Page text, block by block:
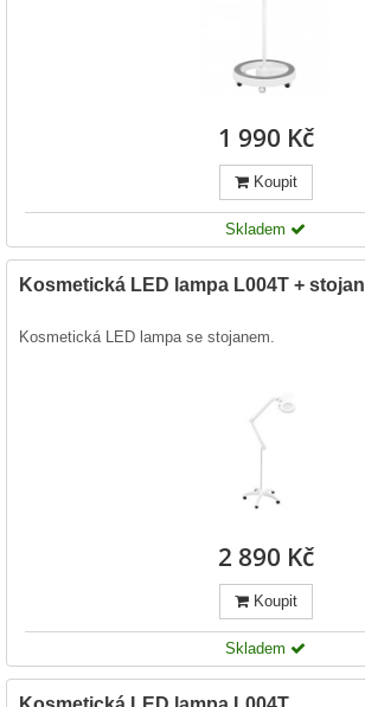
1 990 Kč
Koupit
Skladem
Kosmetická LED lampa L004T + stojan
Kosmetická LED lampa se stojanem.
2 890 Kč
Koupit
Skladem